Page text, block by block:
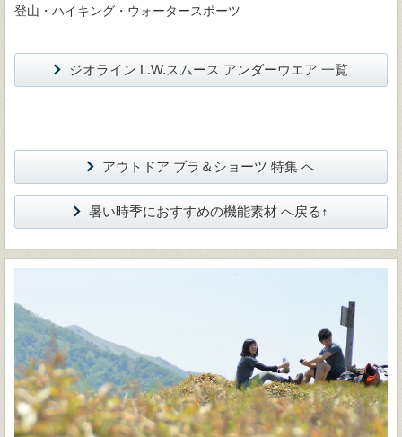
登山・ハイキング・ウォータースポーツ
ジオライン L.W.スムース アンダーウエア 一覧
アウトドア ブラ＆ショーツ 特集 へ
暑い時季におすすめの機能素材 へ戻る↑